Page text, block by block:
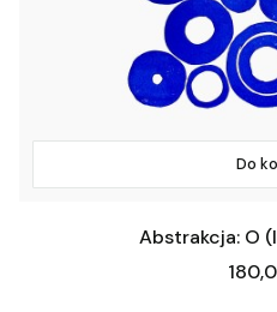
Do
Abstrakcja: O
Cena